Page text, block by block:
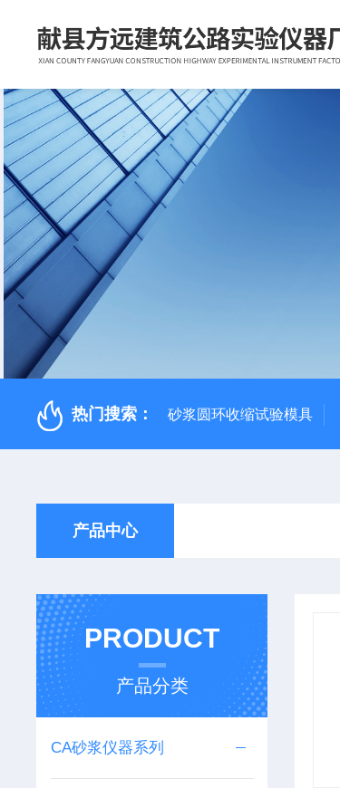
热门搜索： 砂浆圆环收缩试验模具
产品中心
PRODUCT
产品分类
CA砂浆仪器系列